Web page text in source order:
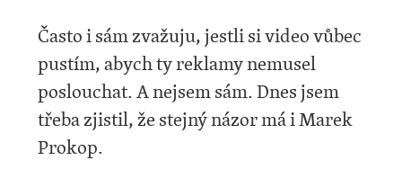
Často i sám zvažuju, jestli si video vůbec
pustím, abych ty reklamy nemusel
poslouchat. A nejsem sám. Dnes jsem
třeba zjistil, že stejný názor má i Marek
Prokop.